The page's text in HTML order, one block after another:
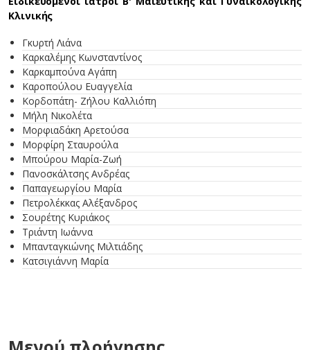
Κλινικής
Γκυρτή Λιάνα
Καρκαλέμης Κωνσταντίνος
Καρκαμπούνα Αγάπη
Καροπούλου Ευαγγελία
Κορδοπάτη- Ζήλου Καλλιόπη
Μήλη Νικολέτα
Μορφιαδάκη Αρετούσα
Μορφίρη Σταυρούλα
Μπούρου Μαρία-Ζωή
Πανοσκάλτσης Ανδρέας
Παπαγεωργίου Μαρία
Πετρολέκκας Αλέξανδρος
Σουρέτης Κυριάκος
Τριάντη Ιωάννα
Μπανταγκιώνης Μιλτιάδης
Κατσιγιάννη Μαρία